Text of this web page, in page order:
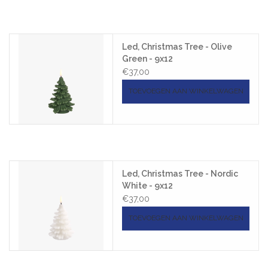
Led, Christmas Tree - Olive
Green - 9x12
€37,00
TOEVOEGEN AAN WINKELWAGEN
Led, Christmas Tree - Nordic
White - 9x12
€37,00
TOEVOEGEN AAN WINKELWAGEN